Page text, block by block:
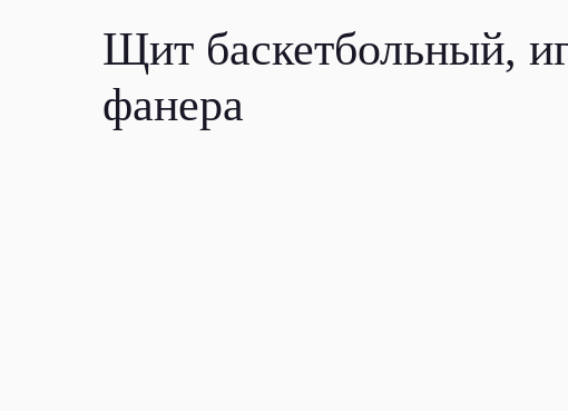
Щит баскетбольный,
фанера